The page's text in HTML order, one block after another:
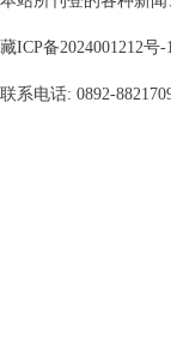
藏ICP备2024001212号-
联系电话: 0892-